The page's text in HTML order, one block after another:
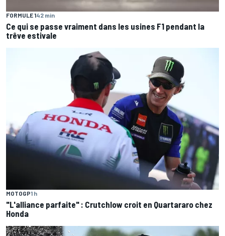
FORMULE 142 min
Ce qui se passe vraiment dans les usines F1 pendant la
trêve estivale
MOTOGP1 h
"L'alliance parfaite" : Crutchlow croit en Quartararo chez
Honda